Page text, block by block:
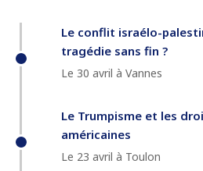
Le conflit israélo-
tragédie sans fin ?
Le 30 avril à Vannes
Le Trumpisme et les
américaines
Le 23 avril à Toulon